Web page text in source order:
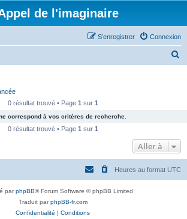
de l'imaginaire
Connexion
S’enregistrer
c
e
0 résultat trouvé • Page 1 sur 1
correspond à vos critères de recherche.
0 résultat trouvé • Page 1 sur 1
Aller à
Heures au format UTC
parphpBB® Forum Software © phpBB Limited
Traduit parphpBB-fr.com
Confidentialité | Conditions